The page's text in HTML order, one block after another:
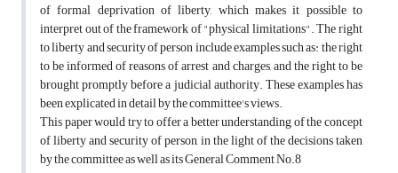
of formal deprivation of liberty, which makes it possible to
interpret out of the framework of "physical limitations". The right
to liberty and security of person include examples such as: the right
to be informed of reasons of arrest and charges, and the right to be
brought promptly before a judicial authority. These examples has
been explicated in detail by the committee's views.
This paper would try to offer a better understanding of the concept
of liberty and security of person, in the light of the decisions taken
by the committee as well as its General Comment No.8